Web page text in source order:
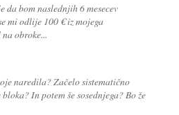
da bom naslednjih 6 mesecev
mi odlije 100 € iz mojega
na obroke...
naredila? Začelo sistematično
In potem še sosednjega? Bo že